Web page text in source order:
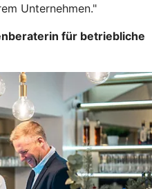
Unternehmen."
für betriebliche